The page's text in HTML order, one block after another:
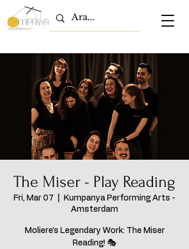
The Miser - Play Reading
Fri, Mar 07
Kumpanya Performing Arts -
Amsterdam
Moliere's Legendary Work: The Miser
Reading! 🎭